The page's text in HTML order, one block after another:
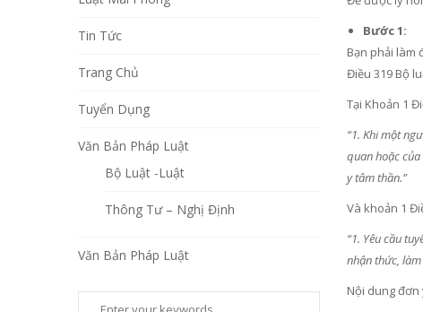
Bước 1:
Bạn phải làm
Điều 319 Bộ
Tại Khoản 1
“1. Khi một
quan hoặc
y tâm thần.”
Và khoản 1
“1. Yêu cầu
nhận thức,
Nội dung đơn
Tin Tức
Trang Chủ
Tuyển Dụng
Văn Bản Pháp Luật
Bộ Luật -Luật
Thông Tư – Nghị Định
Văn Bản Pháp Luật